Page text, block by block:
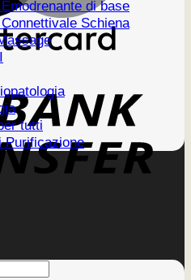
di base
Schiena
tutti
Purificazione